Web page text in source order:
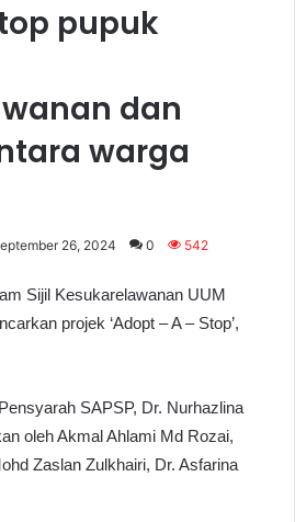
pupuk
dan
warga
26, 2024 0 542
Sijil Kesukarelawanan UUM
projek ‘Adopt – A – Stop’,
SAPSP, Dr. Nurhazlina
oleh Akmal Ahlami Md Rozai,
Zaslan Zulkhairi, Dr. Asfarina